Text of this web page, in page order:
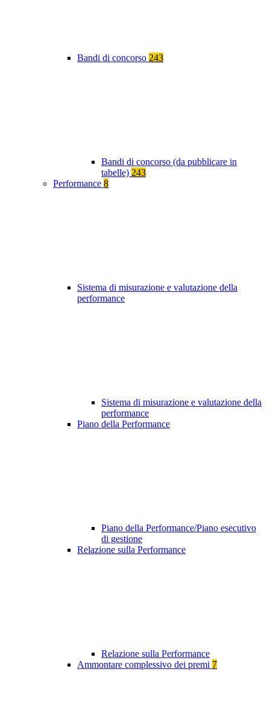
Bandi di concorso 243
Bandi di concorso (da pubblicare in
tabelle) 243
Performance 8
Sistema di misurazione e valutazione della
performance
Sistema di misurazione e valutazione della
performance
Piano della Performance
Piano della Performance/Piano esecutivo
di gestione
Relazione sulla Performance
Relazione sulla Performance
Ammontare complessivo dei premi 7